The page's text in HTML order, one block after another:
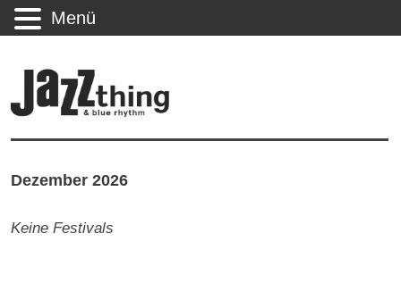
Dezember 2026
Keine Festivals
Menü